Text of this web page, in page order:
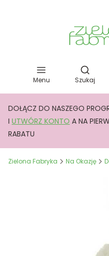
Menu Szukaj
DOŁĄCZ DO NASZEGO
I UTWÓRZ KONTO A NA
RABATU
Zielona Fabryka Na Okazję